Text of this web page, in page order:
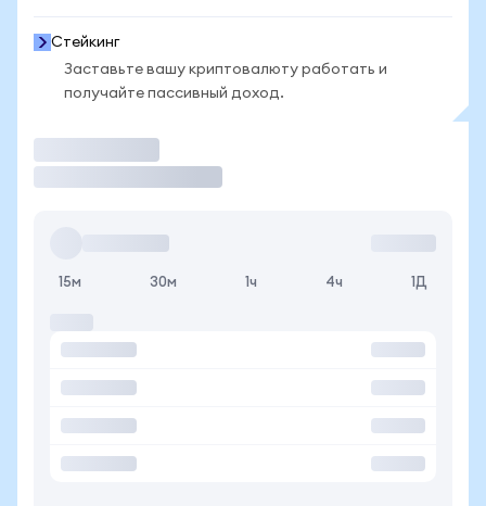
Стейкинг
Заставьте вашу криптовалюту работать и
получайте пассивный доход.
15м 30м 1ч 4ч 1Д